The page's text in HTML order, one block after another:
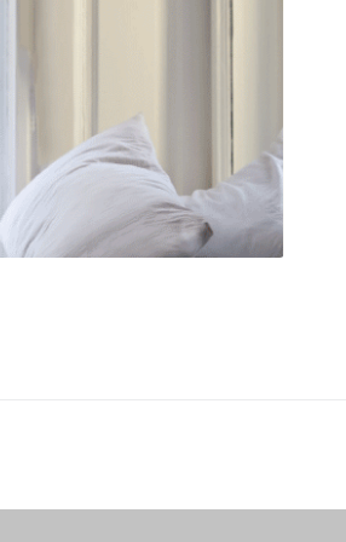
Conheça nossos produtos